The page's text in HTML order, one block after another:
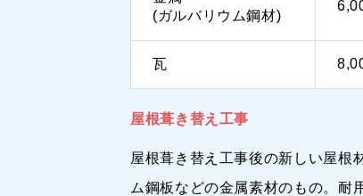
(ガルバリウム鋼材)
瓦
屋根葺き替え工事
屋根葺き替え工事後の新しい屋根
ム鋼板などの金属素材のもの。耐